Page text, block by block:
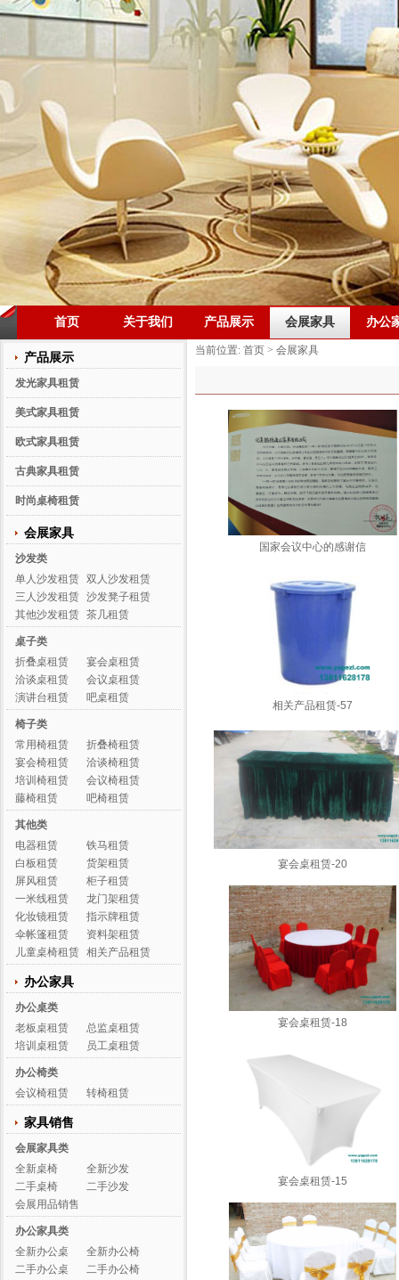
首页 关于我们 产品展示 会展家具 办公
产品展示
发光家具租赁
美式家具租赁
欧式家具租赁
古典家具租赁
时尚桌椅租赁
会展家具
沙发类
单人沙发租赁 双人沙发租赁
三人沙发租赁 沙发凳子租赁
其他沙发租赁 茶几租赁
桌子类
折叠桌租赁
宴会桌租赁
洽谈桌租赁
会议桌租赁
演讲台租赁
吧桌租赁
椅子类
常用椅租赁
折叠椅租赁
宴会椅租赁
洽谈椅租赁
培训椅租赁
会议椅租赁
藤椅租赁
吧椅租赁
其他类
电器租赁
铁马租赁
白板租赁
货架租赁
屏风租赁
柜子租赁
一米线租赁
龙门架租赁
化妆镜租赁
指示牌租赁
伞帐篷租赁
资料架租赁
儿童桌椅租赁 相关产品租赁
办公家具
办公桌类
老板桌租赁
总监桌租赁
培训桌租赁
员工桌租赁
办公椅类
会议椅租赁
转椅租赁
家具销售
会展家具类
全新桌椅
全新沙发
二手桌椅
二手沙发
会展用品销售
办公家具类
全新办公桌
全新办公椅
二手办公桌
二手办公椅
当前位置: 首页 > 会展家具
国家会议中心的感谢信
相关产品租赁-57
宴会桌租赁-20
宴会桌租赁-18
宴会桌租赁-15